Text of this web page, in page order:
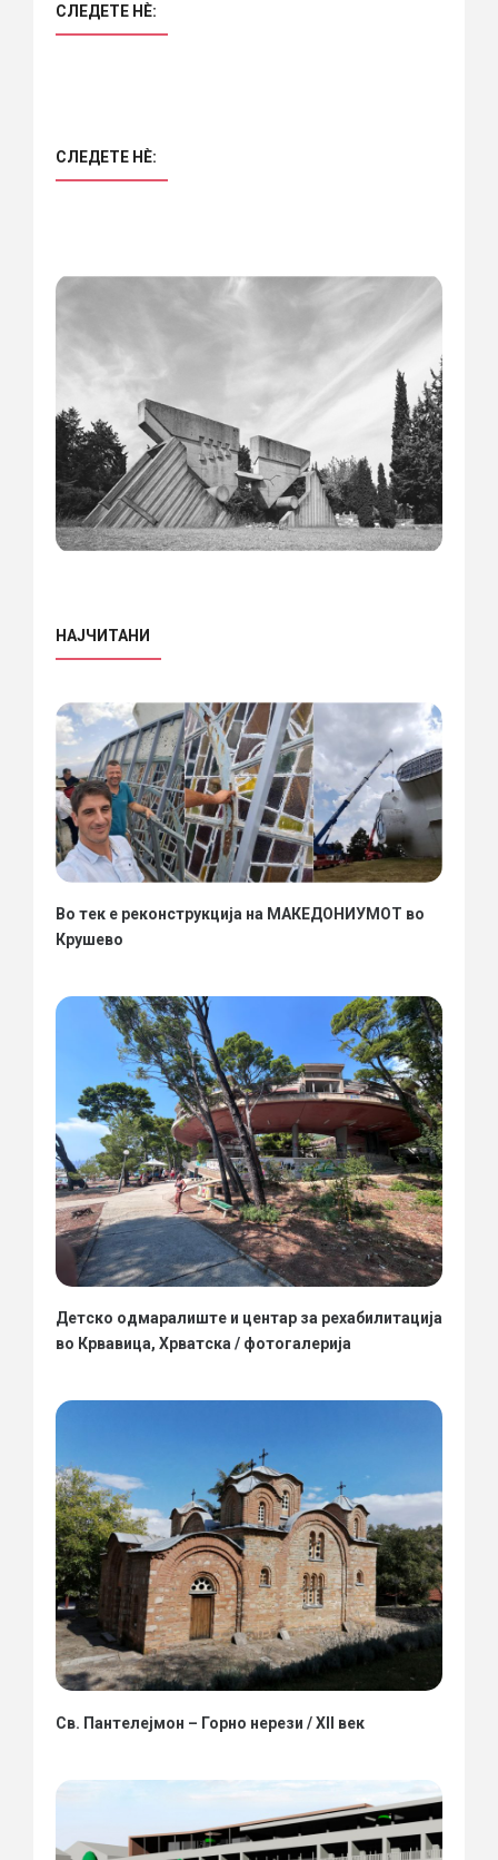
СЛЕДЕТЕ НÈ:
СЛЕДЕТЕ НÈ:
НАЈЧИТАНИ
Во тек е реконструкција на МАКЕДОНИУМОТ во
Крушево
Детско одмаралиште и центар за рехабилитација
во Крвавица, Хрватска / фотогалерија
Св. Пантелејмон – Горно нерези / XII век